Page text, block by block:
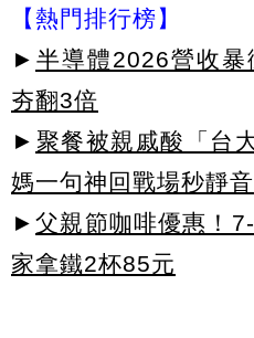
【熱門排行榜】
► 半導體2026營收
夯翻3倍
► 聚餐被親戚酸「台
媽一句神回戰場秒靜音
► 父親節咖啡優惠！
家拿鐵2杯85元